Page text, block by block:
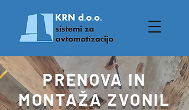
PRENOVA IN
MONTAŽA ZVONIL